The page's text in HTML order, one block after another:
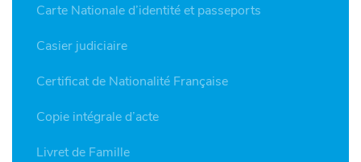
Carte Nationale d’identité et passeports
Casier judiciaire
Certificat de Nationalité Française
Copie intégrale d’acte
Livret de Famille